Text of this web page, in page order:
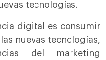
tecnologías.
digital es consumir
nuevas tecnologías,
del marketing